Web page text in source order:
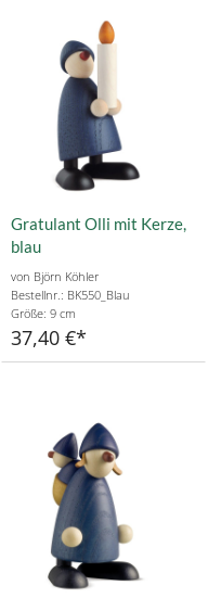
Gratulant Olli mit Kerze,
blau
von Björn Köhler
Bestellnr.: BK550_Blau
Größe: 9 cm
37,40 €